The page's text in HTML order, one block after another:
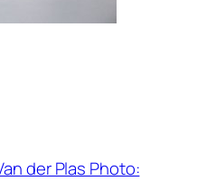
der Plas Photo: